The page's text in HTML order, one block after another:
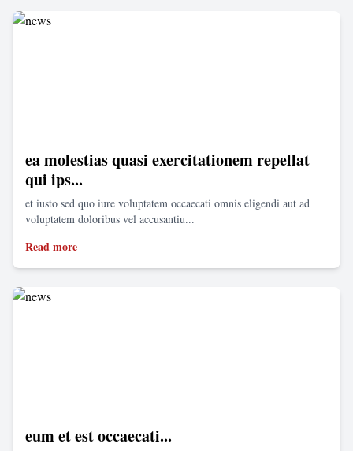
ea molestias quasi exercitationem repellat
qui ips...
et iusto sed quo iure voluptatem occaecati omnis eligendi aut ad
voluptatem doloribus vel accusantiu...
Read more
eum et est occaecati...